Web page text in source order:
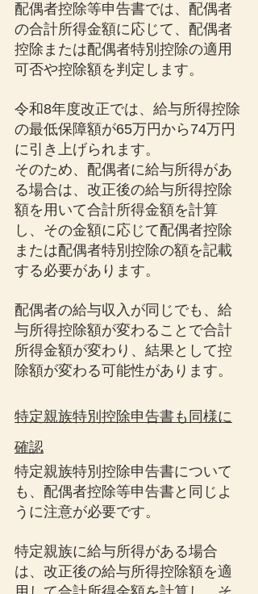
配偶者控除等申告書では、配偶者
の合計所得金額に応じて、配偶者
控除または配偶者特別控除の適用
可否や控除額を判定します。
令和8年度改正では、給与所得控除
の最低保障額が65万円から74万円
に引き上げられます。
そのため、配偶者に給与所得があ
る場合は、改正後の給与所得控除
額を用いて合計所得金額を計算
し、その金額に応じて配偶者控除
または配偶者特別控除の額を記載
する必要があります。
配偶者の給与収入が同じでも、給
与所得控除額が変わることで合計
所得金額が変わり、結果として控
除額が変わる可能性があります。
特定親族特別控除申告書も同様に
確認
特定親族特別控除申告書について
も、配偶者控除等申告書と同じよ
うに注意が必要です。
特定親族に給与所得がある場合
は、改正後の給与所得控除額を適